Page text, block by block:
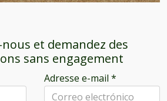
et demandez des
sans engagement
Adresse e-mail *